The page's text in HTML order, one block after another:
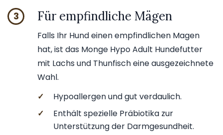
3 Für empfindliche Mägen
Falls Ihr Hund einen empfindlichen Magen
hat, ist das Monge Hypo Adult Hundefutter
mit Lachs und Thunfisch eine ausgezeichnete
Wahl.
✓
Hypoallergen und gut verdaulich.
✓
Enthält spezielle Präbiotika zur
Unterstützung der Darmgesundheit.